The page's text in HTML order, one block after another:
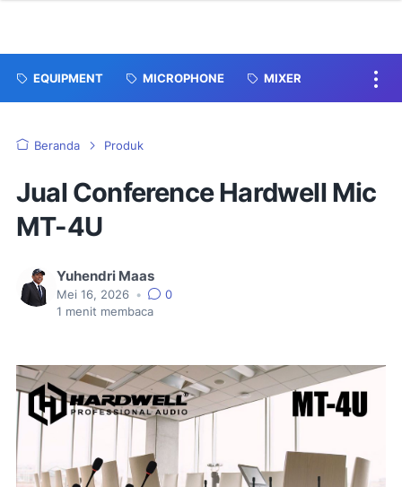
EQUIPMENT MICROPHONE MIXER
Beranda Produk
Jual Conference Hardwell Mic
MT-4U
Yuhendri Maas
Mei 16, 2026 •
0
1 menit membaca